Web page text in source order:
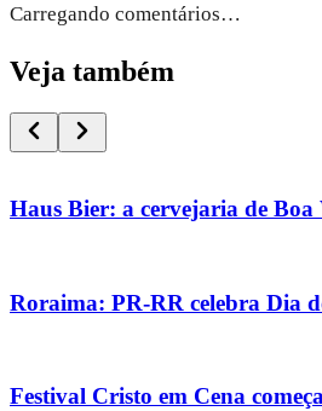
Carregando comentários…
Veja também
Haus Bier: a cervejaria de Boa
Roraima: PR-RR celebra Dia
Festival Cristo em Cena